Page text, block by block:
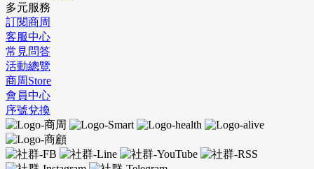
多元服務
訂閱商周
客服中心
常見問答
活動總覽
商周Store
會員中心
序號兌換